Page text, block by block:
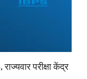
परीक्षा केंद्र